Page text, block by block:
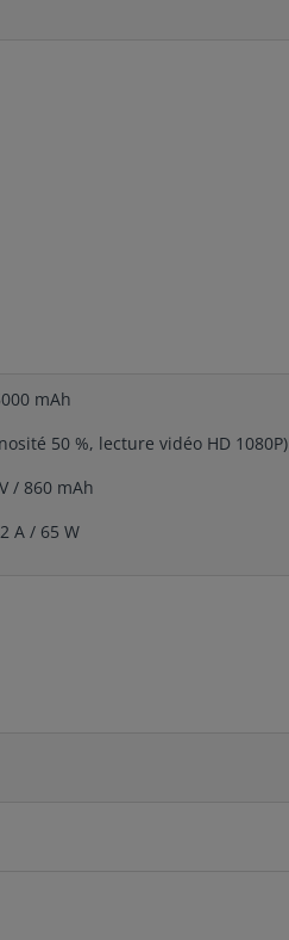
mAh
50 %, lecture vidéo HD 1080P)
/ 860 mAh
A / 65 W